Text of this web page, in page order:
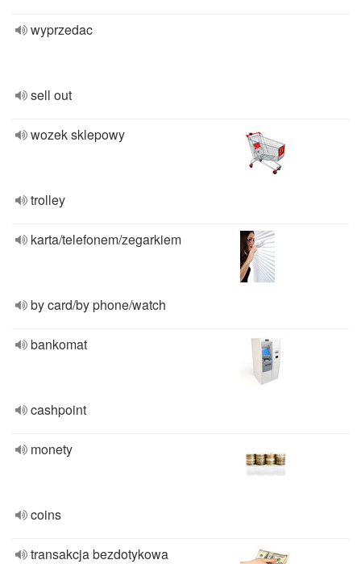
wyprzedac
sell out
wozek sklepowy
trolley
karta/telefonem/zegarkiem
by card/by phone/watch
bankomat
cashpoint
monety
coins
transakcja bezdotykowa